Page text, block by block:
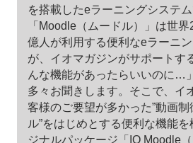
を搭載したeラーニングシステム
「Moodle（ムードル）」は世
億人が利用する便利なeラーニ
が、イオマガジンがサポートす
んな機能があったらいいのに…
多々お聞きします。そこで、イ
客様のご要望が多かった”動画制
ル”をはじめとする便利な機能
ジナルパッケージ「IO Moodle